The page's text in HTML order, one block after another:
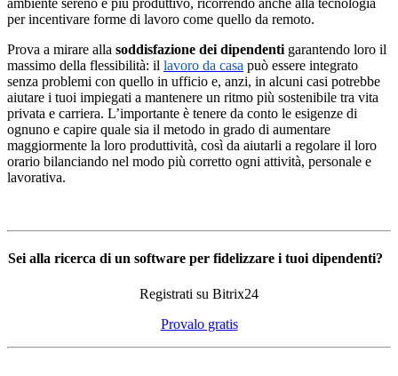
ambiente sereno e più produttivo, ricorrendo anche alla tecnologia
per incentivare forme di lavoro come quello da remoto.
Prova a mirare alla soddisfazione dei dipendenti garantendo loro il
massimo della flessibilità: il lavoro da casa può essere integrato
senza problemi con quello in ufficio e, anzi, in alcuni casi potrebbe
aiutare i tuoi impiegati a mantenere un ritmo più sostenibile tra vita
privata e carriera. L’importante è tenere da conto le esigenze di
ognuno e capire quale sia il metodo in grado di aumentare
maggiormente la loro produttività, così da aiutarli a regolare il loro
orario bilanciando nel modo più corretto ogni attività, personale e
lavorativa.
Sei alla ricerca di un software per fidelizzare i tuoi dipendenti?
Registrati su Bitrix24
Provalo gratis